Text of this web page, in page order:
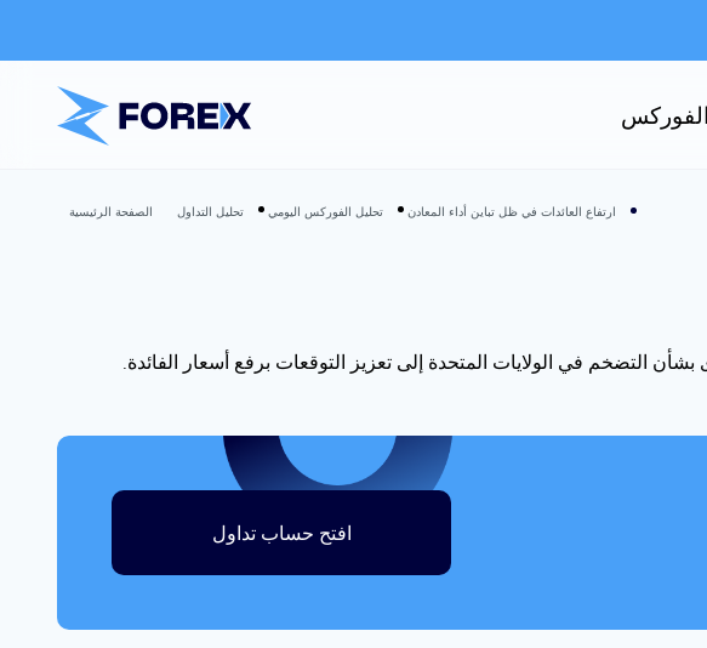
الفوركس
الصفحة الرئيسية تحليل التداول تحليل الفوركس اليومي ارتفاع العائدات في ظل تباين أداء المعادن
التضخم في الولايات المتحدة إلى تعزيز التوقعات برفع أسعار الفائدة.
افتح حساب تداول